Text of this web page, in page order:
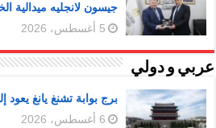
جيسون لانجليه ميدالية
5 أغسطس، 2026
عربي و دولي
برج بوابة تشنغ يانغ يعود
6 أغسطس، 2026